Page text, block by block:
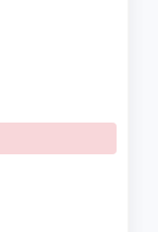
muito
com o